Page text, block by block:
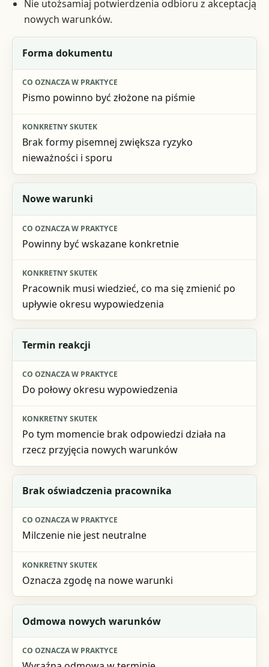
Nie utożsamiaj potwierdzenia odbioru z akceptacją
nowych warunków.
Element
Co oznacza w praktyce
Konkretny skutek
Forma dokumentu
Pismo powinno być złożone na piśmie
Brak formy pisemnej zwiększa ryzyko
nieważności i sporu
Nowe warunki
Powinny być wskazane konkretnie
Pracownik musi wiedzieć, co ma się zmienić po
upływie okresu wypowiedzenia
Termin reakcji
Do połowy okresu wypowiedzenia
Po tym momencie brak odpowiedzi działa na
rzecz przyjęcia nowych warunków
Brak oświadczenia pracownika
Milczenie nie jest neutralne
Oznacza zgodę na nowe warunki
Odmowa nowych warunków